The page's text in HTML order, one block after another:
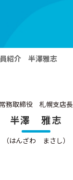
紹介 半澤雅志
常務取締役 札幌支店長
半澤 雅志
（はんざわ まさし）